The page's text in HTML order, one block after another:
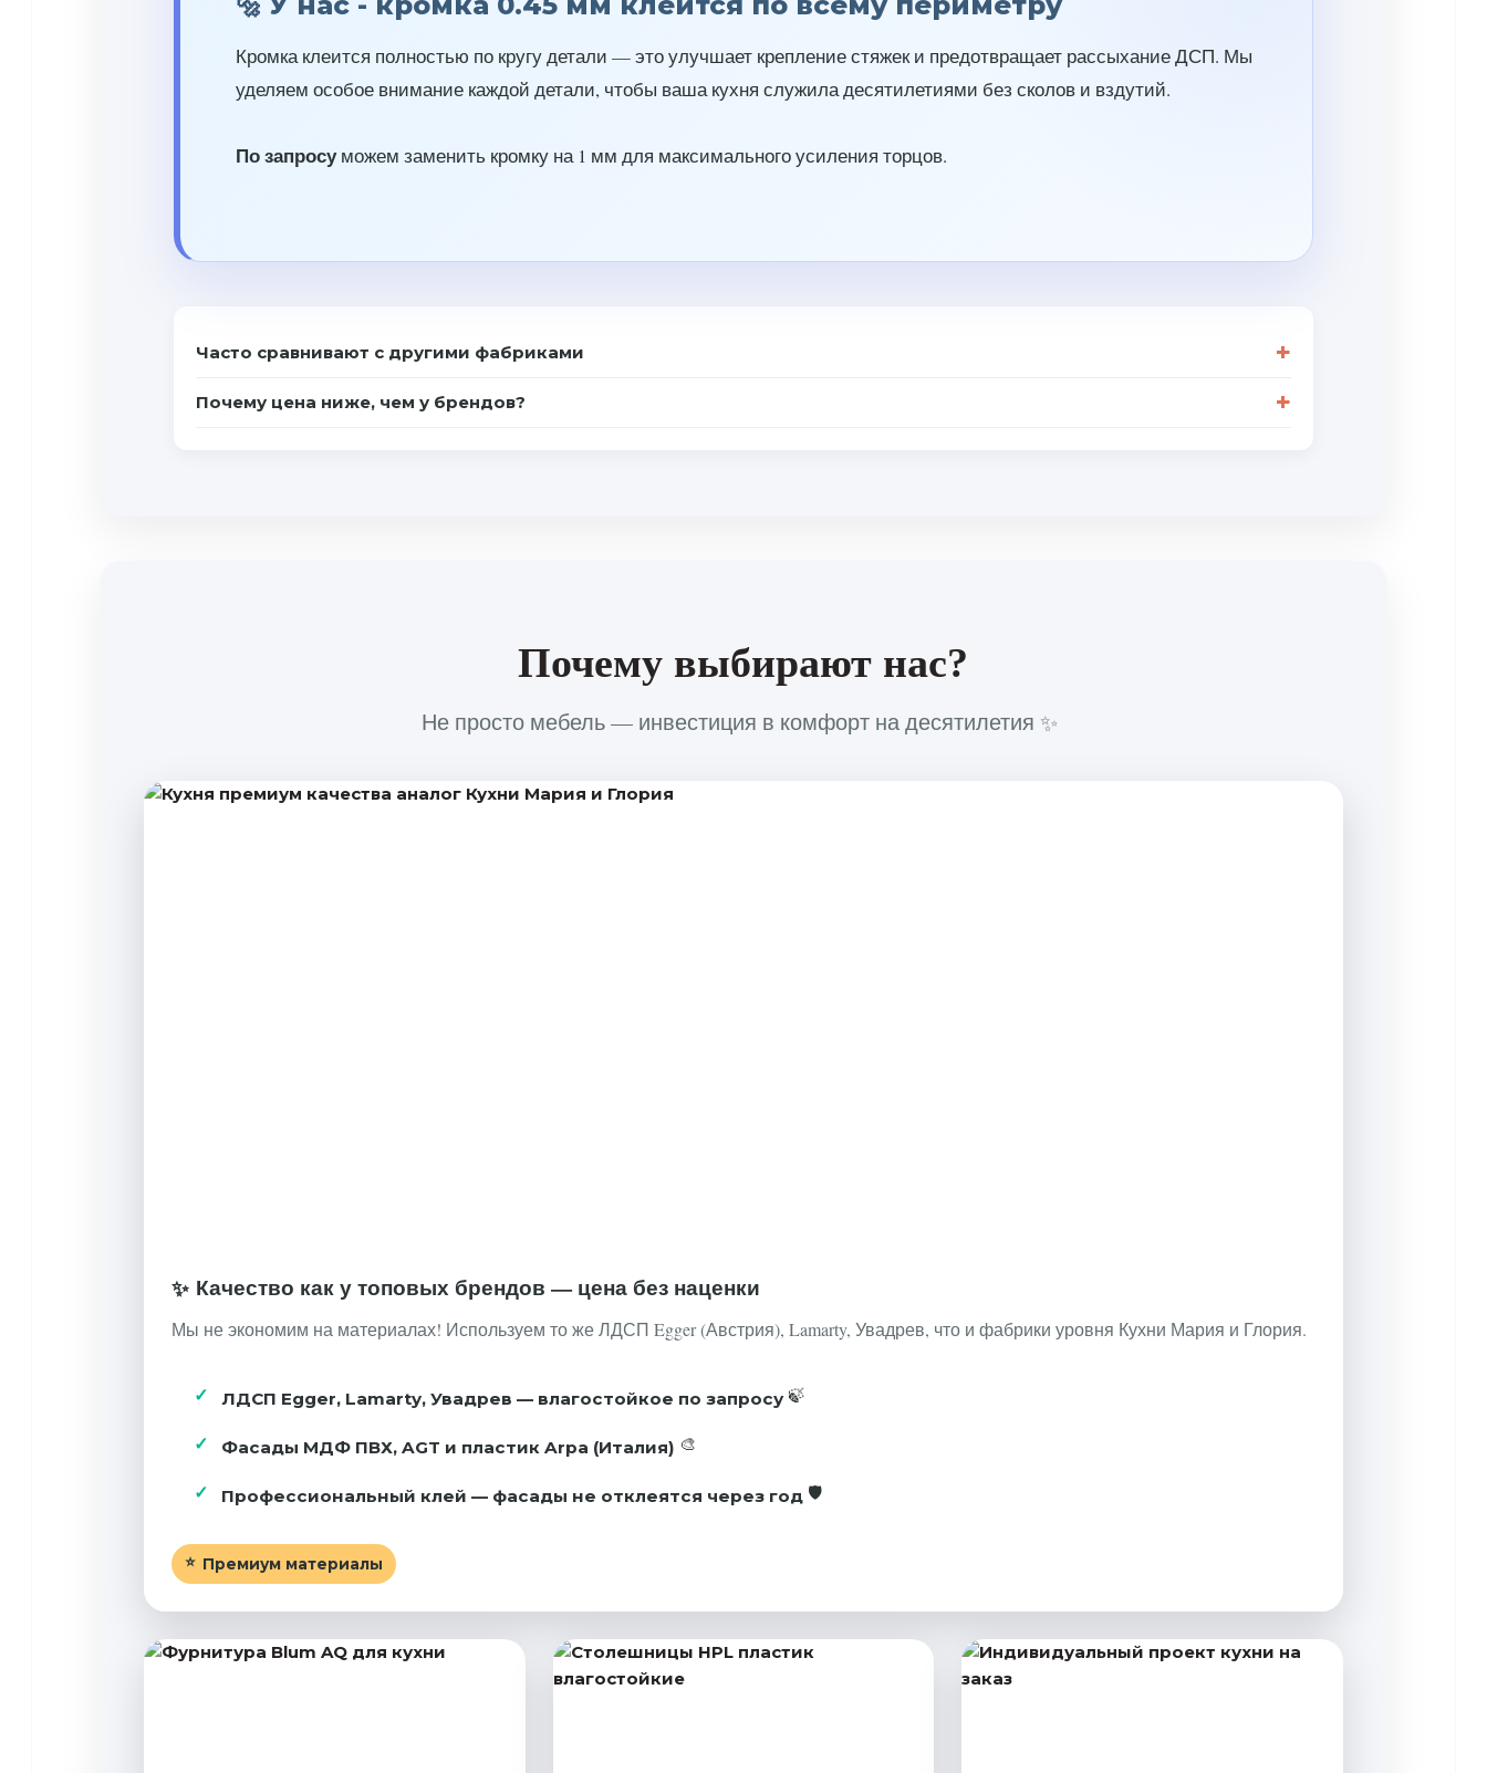
Кромка клеится полностью по кругу детали — это улучшает крепление стяжек и предотвращает рассыхание ДСП. Мы
уделяем особое внимание каждой детали, чтобы ваша кухня служила десятилетиями без сколов и вздутий.
По запросуможем заменить кромку на 1 мм для максимального усиления торцов.
Часто сравнивают с другими фабриками
Почему цена ниже, чем у брендов?
Почему выбирают нас?
Не просто мебель — инвестиция в комфорт на десятилетия
Качество как у топовых брендов — цена без наценки
Мы не экономим на материалах! Используем то же ЛДСП Egger (Австрия), Lamarty, Увадрев, что и фабрики уровня Кухни Мария и Глория.
ЛДСП Egger, Lamarty, Увадрев — влагостойкое по запросу
Фасады МДФ ПВХ, AGT и пластик Arpa (Италия)
Профессиональный клей — фасады не отклеятся через год
Премиум материалы